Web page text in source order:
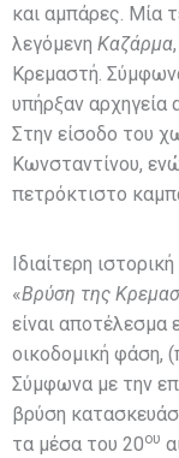
και αμπάρες. Μία
λεγόμενη Καζάρμα
Κρεμαστή.
υπήρξαν
Στην είσοδο του
Κωνσταντίνου,
πετρόκτιστο
Ιδιαίτερη
«Βρύση της
είναι αποτέλεσμα
οικοδομική φάση,
Σύμφωνα με την
βρύση
τα μέσα του 20ου